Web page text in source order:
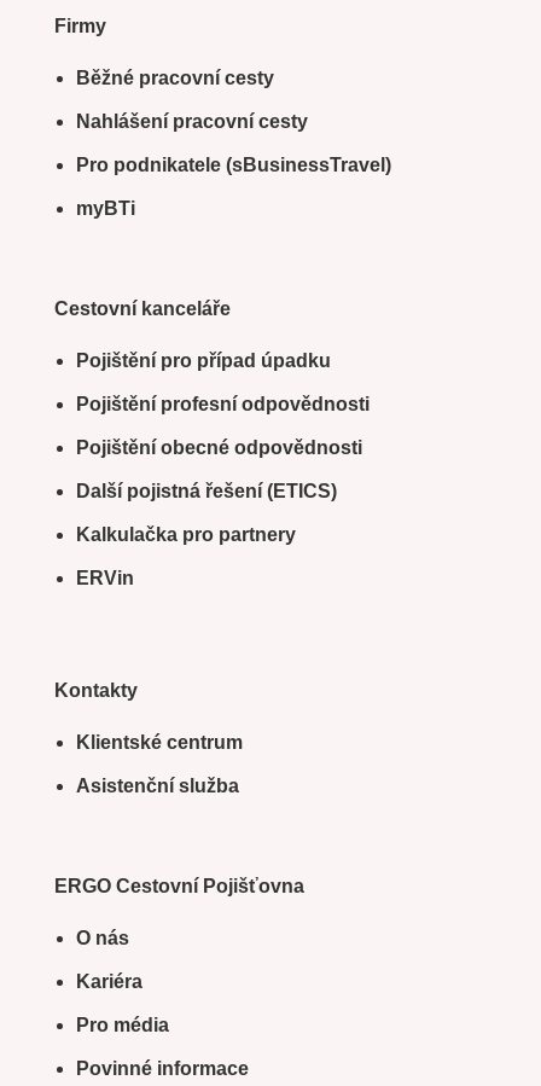
Firmy
Běžné pracovní cesty
Nahlášení pracovní cesty
Pro podnikatele (sBusinessTravel)
myBTi
Cestovní kanceláře
Pojištění pro případ úpadku
Pojištění profesní odpovědnosti
Pojištění obecné odpovědnosti
Další pojistná řešení (ETICS)
Kalkulačka pro partnery
ERVin
Kontakty
Klientské centrum
Asistenční služba
ERGO Cestovní Pojišťovna
O nás
Kariéra
Pro média
Povinné informace